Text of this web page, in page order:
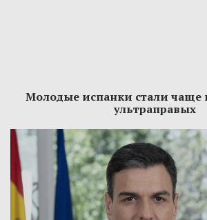
Молодые испанки стали чаще
ультраправых